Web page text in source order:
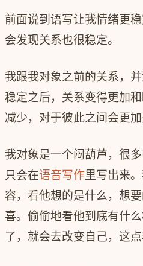
前面说到语写让我情绪更
会发现关系也很稳定。
我跟我对象之前的关系，
稳定之后，关系变得更加
减少，对于彼此之间会更加
我对象是一个闷葫芦，很
只会在语音写作里写出来
容，看他想的是什么，想
喜。偷偷地看他到底有什
了，就会去改变自己，这点